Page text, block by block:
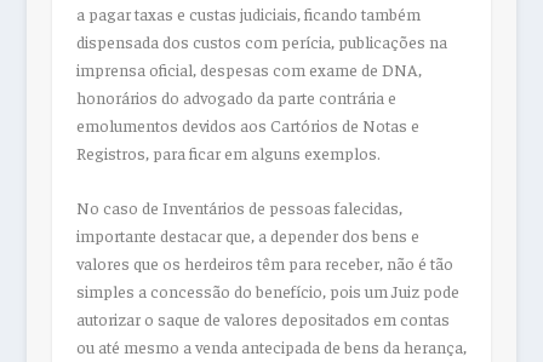
a pagar taxas e custas judiciais, ficando também
dispensada dos custos com perícia, publicações na
imprensa oficial, despesas com exame de DNA,
honorários do advogado da parte contrária e
emolumentos devidos aos Cartórios de Notas e
Registros, para ficar em alguns exemplos.
No caso de Inventários de pessoas falecidas,
importante destacar que, a depender dos bens e
valores que os herdeiros têm para receber, não é tão
simples a concessão do benefício, pois um Juiz pode
autorizar o saque de valores depositados em contas
ou até mesmo a venda antecipada de bens da herança,